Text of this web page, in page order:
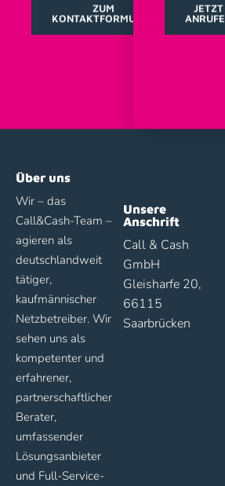
ZUM
KONTAKTFORMULAR
JETZT
Über uns
Wir – das
Call&Cash-Team –
agieren als
deutschlandweit
tätiger,
kaufmännischer
Netzbetreiber. Wir
sehen uns als
kompetenter und
erfahrener,
partnerschaftlicher
Berater,
umfassender
Lösungsanbieter
und Full-Service-
Unsere
Anschrift
Call & Cash
GmbH
Gleisharfe 20,
66115
Saarbrücken